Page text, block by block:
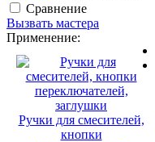
Сравнение
Вызвать мастера
Применение:
Ручки для смесителей,
кнопки